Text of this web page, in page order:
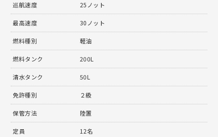
巡航速度 25ノット
最高速度 30ノット
燃料種別 軽油
燃料タンク 200L
清水タンク 50L
免許種別 ２級
保管方法 陸置
定員 12名